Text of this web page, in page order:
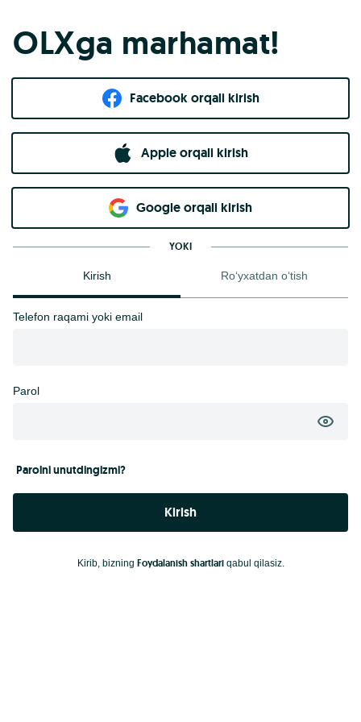
OLXga marhamat!
Facebook orqali kirish​
Apple orqali kirish
Goo​g​le orqali kirish
YOKI
Kirish Ro‘yxatdan o‘tish
Telefon raqami yoki email
Parol
Parolni unutdingizmi?
Kirish
Kirib, bizning Foydalanish shartlariqabul qilasiz.